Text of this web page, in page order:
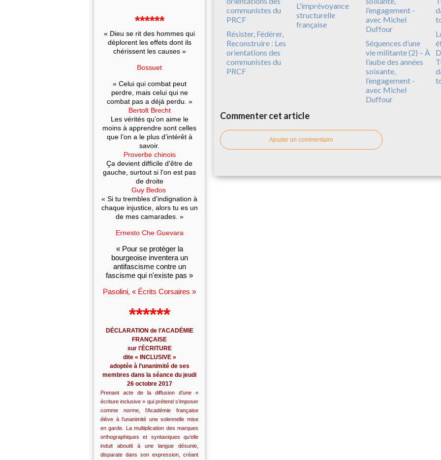
******
« Dieu se rit des hommes qui
déplorent les effets dont ils
chérissent les causes »
Bossuet
« Celui qui combat peut
perdre, mais celui qui ne
combat pas a déjà perdu. »
Bertolt Brecht
Les vérités qu’on aime le
moins à apprendre sont celles
que l’on a le plus d’intérêt à
savoir.
Proverbe chinois
Ça devient difficile d'être de
gauche, surtout si l'on est pas
de droite
Guy Bedos
« Si tu trembles d'indignation à
chaque injustice, alors tu es un
de mes camarades. »
Ernesto Che Guevara
« Pour se protéger la
bourgeoise inventera un
antifascisme contre un
fascisme qui n'existe pas »
Pasolini, « Écrits Corsaires »
******
DÉCLARATION de l’ACADÉMIE
FRANÇAISE
sur l'ÉCRITURE
dite « INCLUSIVE »
adoptée à l’unanimité de ses
membres dans la séance du jeudi
26 octobre 2017
Prenant acte de la diffusion d’une «
écriture inclusive » qui prétend s’imposer
comme norme, l’Académie française
élève à l’unanimité une solennelle mise
en garde. La multiplication des marques
orthographiques et syntaxiques qu’elle
induit aboutit à une langue désunie,
disparate dans son expression, créant
Résister, Fédérer,
Reconstruire : Les
orientations des
communistes du
PRCF
L'imprévoyance
structurelle
française
Séquences d’une
vie militante (2) – À
l’aube des années
soixante,
l’engagement -
avec Michel
Duffour
Commenter cet article
Ajouter un commentaire